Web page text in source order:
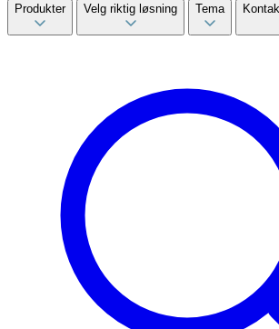
Produkter Velg riktig løsning Tema